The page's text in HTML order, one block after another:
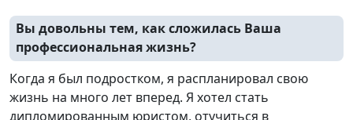
Вы довольны тем, как сложилась Ваша
профессиональная жизнь?
Когда я был подростком, я распланировал свою
жизнь на много лет вперед. Я хотел стать
дипломированным юристом, отучиться в